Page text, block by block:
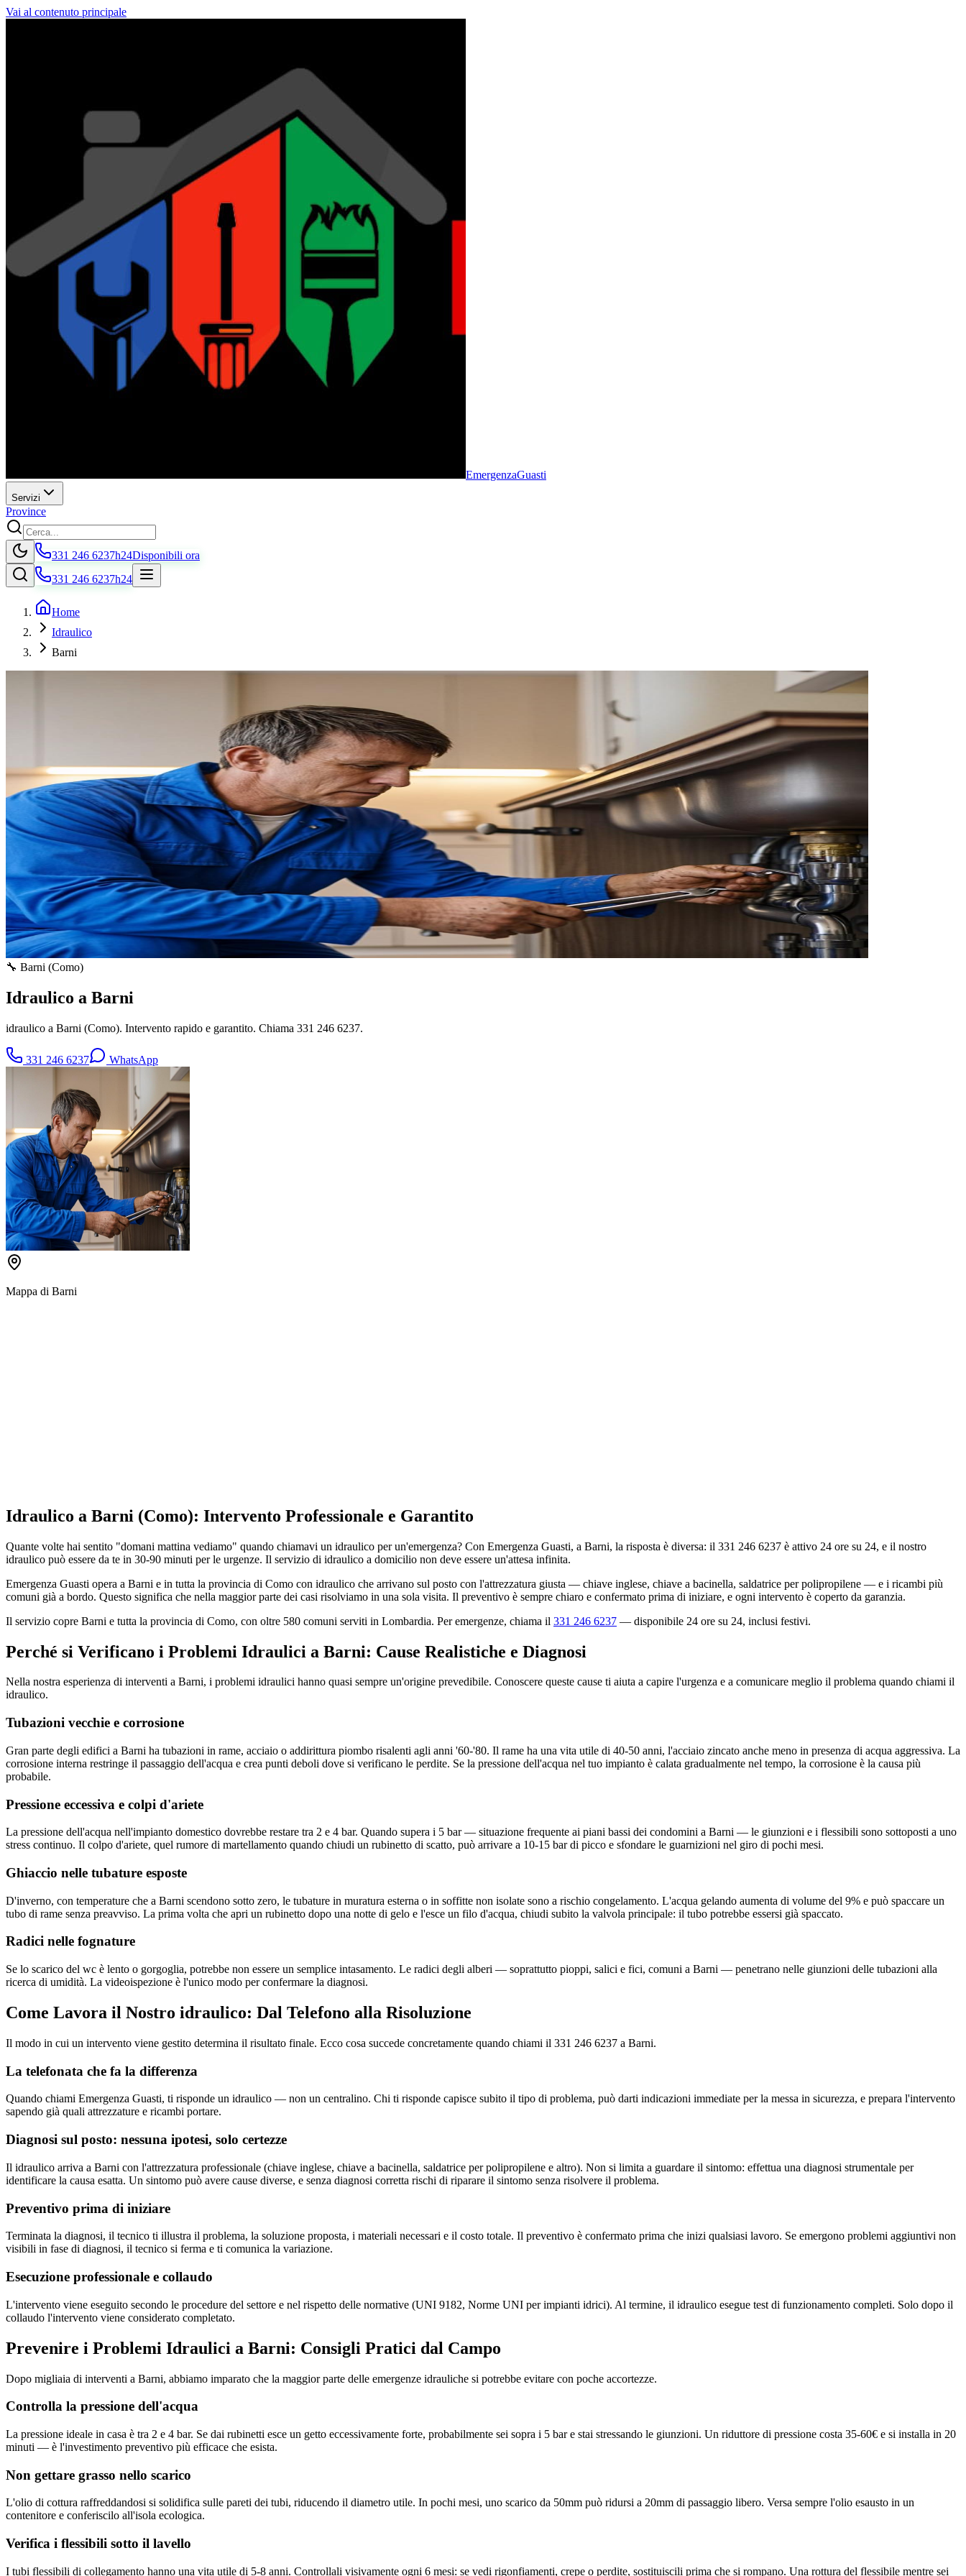
Vai al contenuto principale
EmergenzaGuasti
Servizi
Province
331 246 6237h24Disponibili ora
331 246 6237h24
Home
Idraulico
Barni
🔧 Barni (Como)
Idraulico a Barni
idraulico a Barni (Como). Intervento rapido e garantito. Chiama 331 246 6237.
331 246 6237 WhatsApp
Mappa di Barni
Idraulico a Barni (Como): Intervento Professionale e Garantito
Quante volte hai sentito "domani mattina vediamo" quando chiamavi un idraulico per un'emergenza? Con Emergenza Guasti, a Barni, la risposta è diversa: il 331 246 6237 è attivo 24 ore su 24, e il nostro
idraulico può essere da te in 30-90 minuti per le urgenze. Il servizio di idraulico a domicilio non deve essere un'attesa infinita.
Emergenza Guasti opera a Barni e in tutta la provincia di Como con idraulico che arrivano sul posto con l'attrezzatura giusta — chiave inglese, chiave a bacinella, saldatrice per polipropilene — e i ricambi più
comuni già a bordo. Questo significa che nella maggior parte dei casi risolviamo in una sola visita. Il preventivo è sempre chiaro e confermato prima di iniziare, e ogni intervento è coperto da garanzia.
Il servizio copre Barni e tutta la provincia di Como, con oltre 580 comuni serviti in Lombardia. Per emergenze, chiama il 331 246 6237 — disponibile 24 ore su 24, inclusi festivi.
Perché si Verificano i Problemi Idraulici a Barni: Cause Realistiche e Diagnosi
Nella nostra esperienza di interventi a Barni, i problemi idraulici hanno quasi sempre un'origine prevedibile. Conoscere queste cause ti aiuta a capire l'urgenza e a comunicare meglio il problema quando chiami il
idraulico.
Tubazioni vecchie e corrosione
Gran parte degli edifici a Barni ha tubazioni in rame, acciaio o addirittura piombo risalenti agli anni '60-'80. Il rame ha una vita utile di 40-50 anni, l'acciaio zincato anche meno in presenza di acqua aggressiva. La
corrosione interna restringe il passaggio dell'acqua e crea punti deboli dove si verificano le perdite. Se la pressione dell'acqua nel tuo impianto è calata gradualmente nel tempo, la corrosione è la causa più
probabile.
Pressione eccessiva e colpi d'ariete
La pressione dell'acqua nell'impianto domestico dovrebbe restare tra 2 e 4 bar. Quando supera i 5 bar — situazione frequente ai piani bassi dei condomini a Barni — le giunzioni e i flessibili sono sottoposti a uno
stress continuo. Il colpo d'ariete, quel rumore di martellamento quando chiudi un rubinetto di scatto, può arrivare a 10-15 bar di picco e sfondare le guarnizioni nel giro di pochi mesi.
Ghiaccio nelle tubature esposte
D'inverno, con temperature che a Barni scendono sotto zero, le tubature in muratura esterna o in soffitte non isolate sono a rischio congelamento. L'acqua gelando aumenta di volume del 9% e può spaccare un
tubo di rame senza preavviso. La prima volta che apri un rubinetto dopo una notte di gelo e l'esce un filo d'acqua, chiudi subito la valvola principale: il tubo potrebbe essersi già spaccato.
Radici nelle fognature
Se lo scarico del wc è lento o gorgoglia, potrebbe non essere un semplice intasamento. Le radici degli alberi — soprattutto pioppi, salici e fici, comuni a Barni — penetrano nelle giunzioni delle tubazioni alla
ricerca di umidità. La videoispezione è l'unico modo per confermare la diagnosi.
Come Lavora il Nostro idraulico: Dal Telefono alla Risoluzione
Il modo in cui un intervento viene gestito determina il risultato finale. Ecco cosa succede concretamente quando chiami il 331 246 6237 a Barni.
La telefonata che fa la differenza
Quando chiami Emergenza Guasti, ti risponde un idraulico — non un centralino. Chi ti risponde capisce subito il tipo di problema, può darti indicazioni immediate per la messa in sicurezza, e prepara l'intervento
sapendo già quali attrezzature e ricambi portare.
Diagnosi sul posto: nessuna ipotesi, solo certezze
Il idraulico arriva a Barni con l'attrezzatura professionale (chiave inglese, chiave a bacinella, saldatrice per polipropilene e altro). Non si limita a guardare il sintomo: effettua una diagnosi strumentale per
identificare la causa esatta. Un sintomo può avere cause diverse, e senza diagnosi corretta rischi di riparare il sintomo senza risolvere il problema.
Preventivo prima di iniziare
Terminata la diagnosi, il tecnico ti illustra il problema, la soluzione proposta, i materiali necessari e il costo totale. Il preventivo è confermato prima che inizi qualsiasi lavoro. Se emergono problemi aggiuntivi non
visibili in fase di diagnosi, il tecnico si ferma e ti comunica la variazione.
Esecuzione professionale e collaudo
L'intervento viene eseguito secondo le procedure del settore e nel rispetto delle normative (UNI 9182, Norme UNI per impianti idrici). Al termine, il idraulico esegue test di funzionamento completi. Solo dopo il
collaudo l'intervento viene considerato completato.
Prevenire i Problemi Idraulici a Barni: Consigli Pratici dal Campo
Dopo migliaia di interventi a Barni, abbiamo imparato che la maggior parte delle emergenze idrauliche si potrebbe evitare con poche accortezze.
Controlla la pressione dell'acqua
La pressione ideale in casa è tra 2 e 4 bar. Se dai rubinetti esce un getto eccessivamente forte, probabilmente sei sopra i 5 bar e stai stressando le giunzioni. Un riduttore di pressione costa 35-60€ e si installa in 20
minuti — è l'investimento preventivo più efficace che esista.
Non gettare grasso nello scarico
L'olio di cottura raffreddandosi si solidifica sulle pareti dei tubi, riducendo il diametro utile. In pochi mesi, uno scarico da 50mm può ridursi a 20mm di passaggio libero. Versa sempre l'olio esausto in un
contenitore e conferiscilo all'isola ecologica.
Verifica i flessibili sotto il lavello
I tubi flessibili di collegamento hanno una vita utile di 5-8 anni. Controllali visivamente ogni 6 mesi: se vedi rigonfiamenti, crepe o perdite, sostituiscili prima che si rompano. Una rottura del flessibile mentre sei